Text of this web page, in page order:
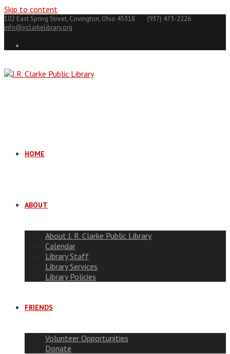
Skip to content
102 East Spring Street, Covington, Ohio 45318
(937) 473-2226
info@jrclarkelibrary.org
HOME
ABOUT
About J. R. Clarke Public Library
Calendar
Library Staff
Library Services
Library Policies
FRIENDS
Volunteer Opportunities
Donate